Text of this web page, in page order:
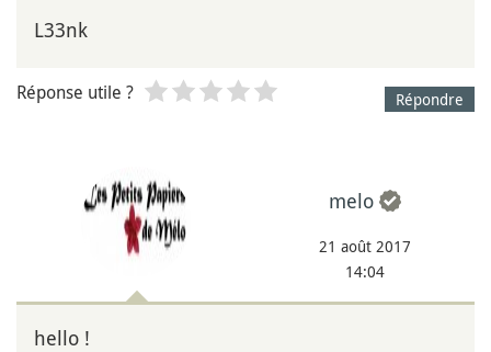
L33nk
Répondre
Réponse utile ?
melo
21 août 2017
14:04
hello !